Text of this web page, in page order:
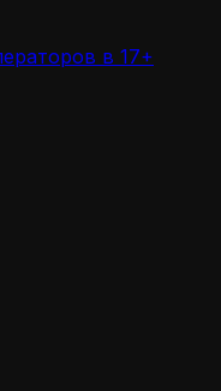
в 17+